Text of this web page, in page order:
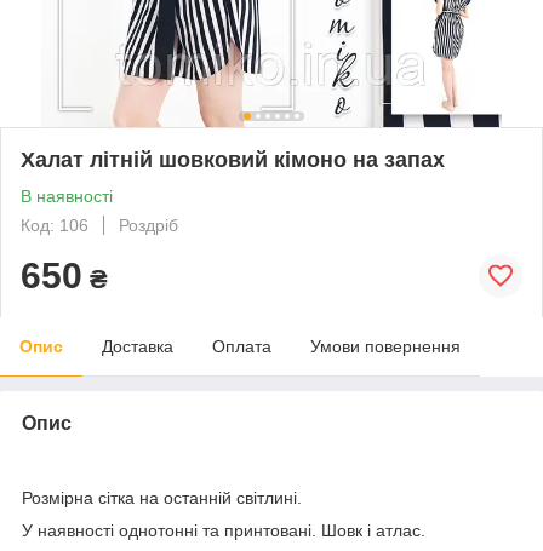
Халат літній шовковий кімоно на запах
В наявності
Код: 106
Роздріб
650 ₴
Опис Доставка Оплата Умови повернення
Опис
Розмірна сітка на останній світлині.
У наявності однотонні та принтовані. Шовк і атлас.